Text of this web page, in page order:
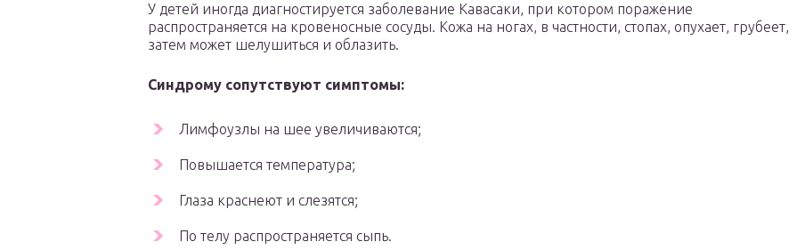
У детей иногда диагностируется заболевание Кавасаки, при котором поражение
распространяется на кровеносные сосуды. Кожа на ногах, в частности, стопах, опухает, грубеет,
затем может шелушиться и облазить.
Синдрому сопутствуют симптомы:
Лимфоузлы на шее увеличиваются;
Повышается температура;
Глаза краснеют и слезятся;
По телу распространяется сыпь.